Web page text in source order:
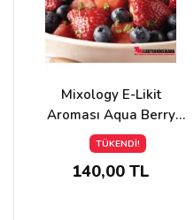
Mixology E-Likit
Aroması Aqua Berry
Blast 10ml
TÜKENDİ!
140,00 TL